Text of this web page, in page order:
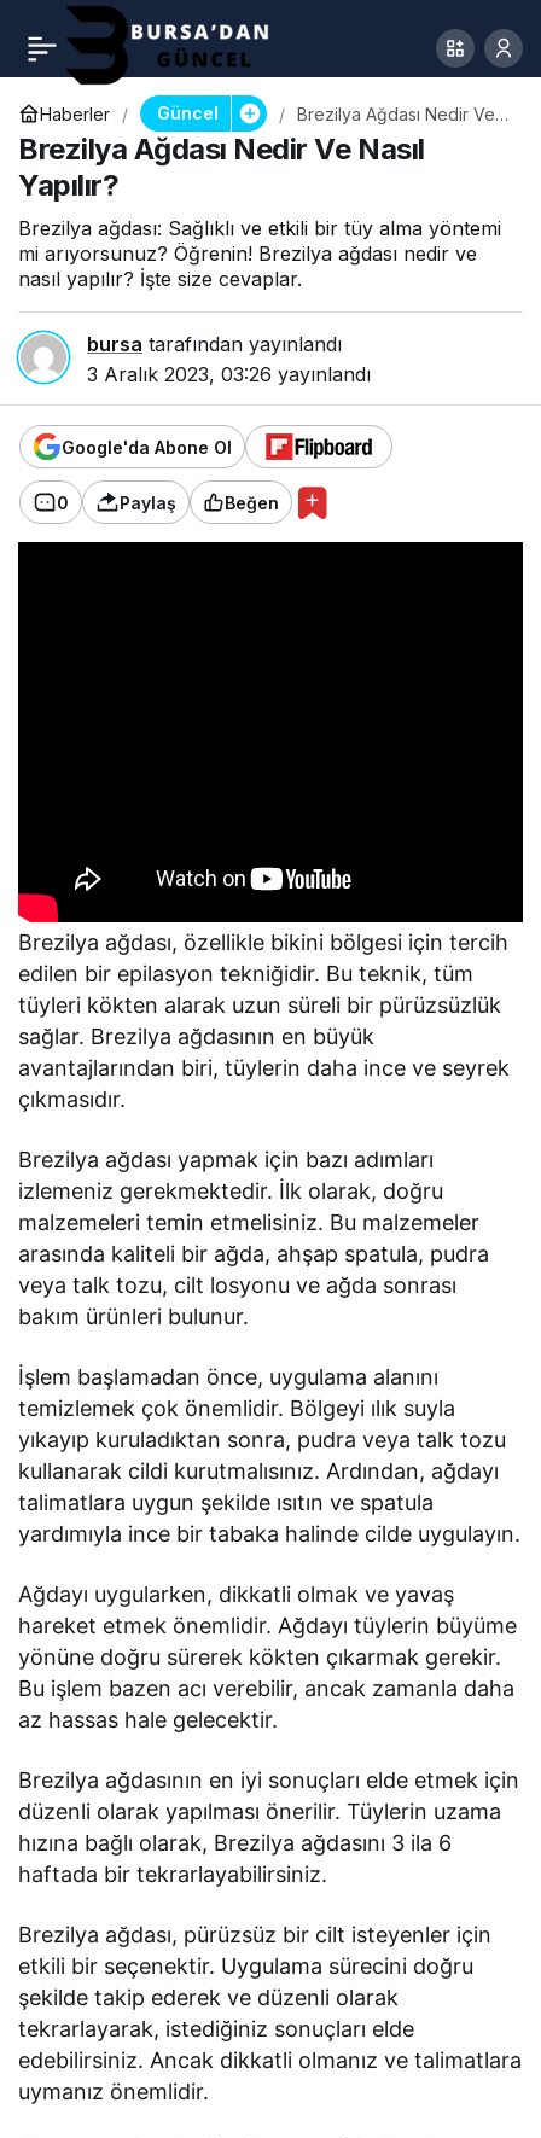
Haberler Güncel
Brezilya Ağdası Nedir Ve
Nasıl Yapılır?
Brezilya Ağdası Nedir Ve Nasıl
Yapılır?
Brezilya ağdası: Sağlıklı ve etkili bir tüy alma yöntemi
mi arıyorsunuz? Öğrenin! Brezilya ağdası nedir ve
nasıl yapılır? İşte size cevaplar.
bursa tarafından yayınlandı
3 Aralık 2023, 03:26 yayınlandı
Google'da Abone Ol
0 Paylaş Beğen
Brezilya ağdası, özellikle bikini bölgesi için tercih
edilen bir epilasyon tekniğidir. Bu teknik, tüm
tüyleri kökten alarak uzun süreli bir pürüzsüzlük
sağlar. Brezilya ağdasının en büyük
avantajlarından biri, tüylerin daha ince ve seyrek
çıkmasıdır.
Brezilya ağdası yapmak için bazı adımları
izlemeniz gerekmektedir. İlk olarak, doğru
malzemeleri temin etmelisiniz. Bu malzemeler
arasında kaliteli bir ağda, ahşap spatula, pudra
veya talk tozu, cilt losyonu ve ağda sonrası
bakım ürünleri bulunur.
İşlem başlamadan önce, uygulama alanını
temizlemek çok önemlidir. Bölgeyi ılık suyla
yıkayıp kuruladıktan sonra, pudra veya talk tozu
kullanarak cildi kurutmalısınız. Ardından, ağdayı
talimatlara uygun şekilde ısıtın ve spatula
yardımıyla ince bir tabaka halinde cilde uygulayın.
Ağdayı uygularken, dikkatli olmak ve yavaş
hareket etmek önemlidir. Ağdayı tüylerin büyüme
yönüne doğru sürerek kökten çıkarmak gerekir.
Bu işlem bazen acı verebilir, ancak zamanla daha
az hassas hale gelecektir.
Brezilya ağdasının en iyi sonuçları elde etmek için
düzenli olarak yapılması önerilir. Tüylerin uzama
hızına bağlı olarak, Brezilya ağdasını 3 ila 6
haftada bir tekrarlayabilirsiniz.
Brezilya ağdası, pürüzsüz bir cilt isteyenler için
etkili bir seçenektir. Uygulama sürecini doğru
şekilde takip ederek ve düzenli olarak
tekrarlayarak, istediğiniz sonuçları elde
edebilirsiniz. Ancak dikkatli olmanız ve talimatlara
uymanız önemlidir.